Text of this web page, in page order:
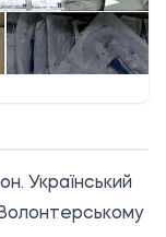
Український